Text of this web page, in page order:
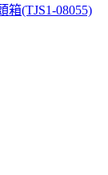
(TJS1-08055)